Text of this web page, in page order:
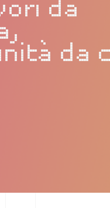
da
da